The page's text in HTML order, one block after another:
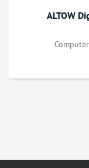
ALTOW